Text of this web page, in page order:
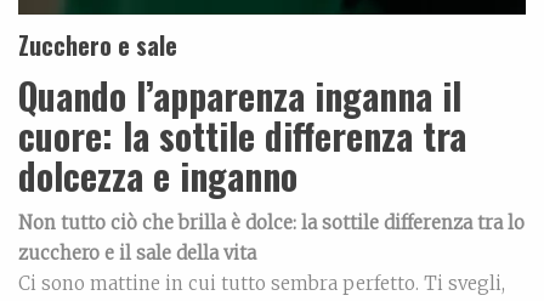
Zucchero e sale
Quando l’apparenza inganna il
cuore: la sottile differenza tra
dolcezza e inganno
Non tutto ciò che brilla è dolce: la sottile differenza tra lo
zucchero e il sale della vita
Ci sono mattine in cui tutto sembra perfetto. Ti svegli,